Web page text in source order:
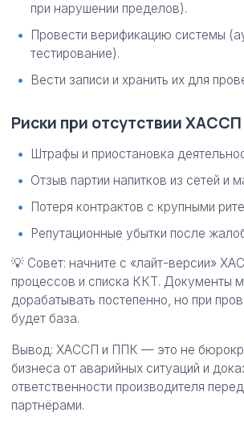
при нарушении пределов).
Провести верификацию системы
тестирование).
Вести записи и хранить их для
Риски при отсутствии
Штрафы и приостановка
Отзыв партии напитков из сетей и
Потеря контрактов с крупными
Репутационные убытки после
💡 Совет: начните с «лайт-версии»
процессов и списка ККТ. Документы
дорабатывать постепенно, но при
будет база.
Вывод: ХАССП и ППК — это не
бизнеса от аварийных ситуаций и
ответственности производителя
партнёрами.